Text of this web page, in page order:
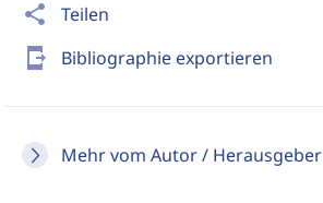
share Teilen
send_to_mobile Bibliographie exportieren
Mehr vom Autor / Herausgeber